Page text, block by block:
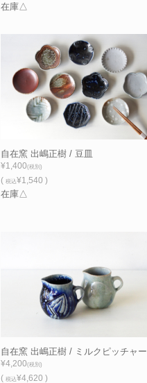
在庫△
自在窯 出嶋正樹 / 豆皿
¥1,400(税別)
( 税込¥1,540 )
在庫△
自在窯 出嶋正樹 / ミルクピッチャー
¥4,200(税別)
( 税込¥4,620 )